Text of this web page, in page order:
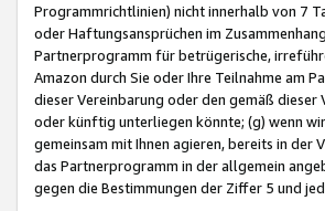
Programmrichtlinien) nicht innerhalb von 7
oder Haftungsansprüchen im
Partnerprogramm für betrügerische,
Amazon durch Sie oder Ihre Teilnahme am
dieser Vereinbarung oder den gemäß
oder künftig unterliegen könnte; (g) wenn
gemeinsam mit Ihnen agieren, bereits in der
das Partnerprogramm in der allgemein
gegen die Bestimmungen der Ziffer 5 und